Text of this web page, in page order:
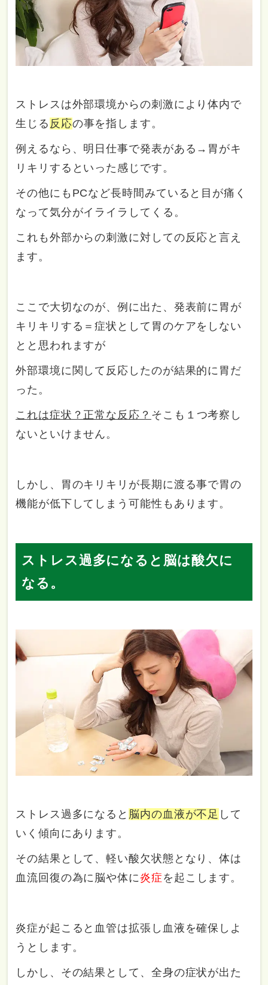
ストレスは外部環境からの刺激により体内で
生じる 反応の事を指します。
例えるなら、明日仕事で発表がある→胃がキ
リキリするといった感じです。
その他にもPCなど長時間みていると目が痛く
なって気分がイライラしてくる。
これも外部からの刺激に対しての反応と言え
ます。
ここで大切なのが、例に出た、発表前に胃が
キリキリする＝症状として胃のケアをしない
とと思われますが
外部環境に関して反応したのが結果的に胃だ
った。
これは症状？正常な反応？ そこも１つ考察し
ないといけません。
しかし、胃のキリキリが長期に渡る事で胃の
機能が低下してしまう可能性もあります。
ストレス過多になると脳は酸欠に
なる。
ストレス過多になると 脳内の血液が不足 して
いく傾向にあります。
その結果として、軽い酸欠状態となり、体は
血流回復の為に脳や体に炎症 を起こします。
炎症が起こると血管は拡張し血液を確保しよ
うとします。
しかし、その結果として、全身の症状が出た